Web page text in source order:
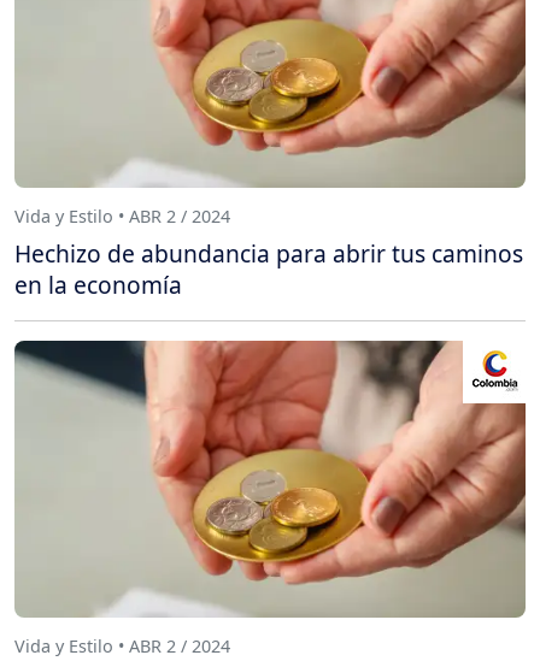
Vida y Estilo • ABR 2 / 2024
Hechizo de abundancia para abrir tus caminos
en la economía
Vida y Estilo • ABR 2 / 2024